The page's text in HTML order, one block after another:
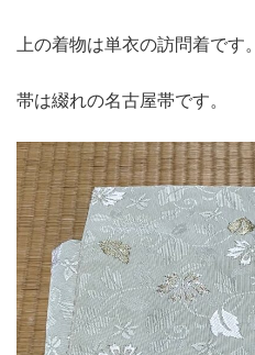
上の着物は単衣の訪問着です。
帯は綴れの名古屋帯です。